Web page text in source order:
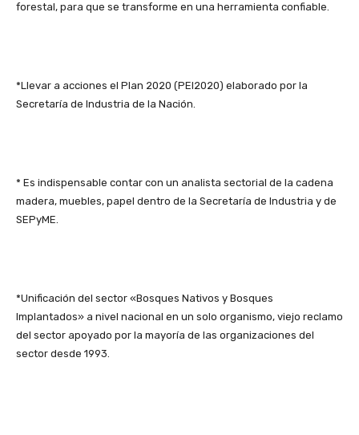
forestal, para que se transforme en una herramienta confiable.
*Llevar a acciones el Plan 2020 (PEI2020) elaborado por la
Secretaría de Industria de la Nación.
* Es indispensable contar con un analista sectorial de la cadena
madera, muebles, papel dentro de la Secretaría de Industria y de
SEPyME.
*Unificación del sector «Bosques Nativos y Bosques
Implantados» a nivel nacional en un solo organismo, viejo reclamo
del sector apoyado por la mayoría de las organizaciones del
sector desde 1993.